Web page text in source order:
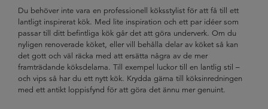
Du behöver inte vara en professionell köksstylist för att få till ett
lantligt inspirerat kök. Med lite inspiration och ett par idéer som
passar till ditt befintliga kök går det att göra underverk. Om du
nyligen renoverade köket, eller vill behålla delar av köket så kan
det gott och väl räcka med att ersätta några av de mer
framträdande köksdelarna. Till exempel luckor till en lantlig stil –
och vips så har du ett nytt kök. Krydda gärna till köksinredningen
med ett antikt loppisfynd för att göra det ännu mer genuint.